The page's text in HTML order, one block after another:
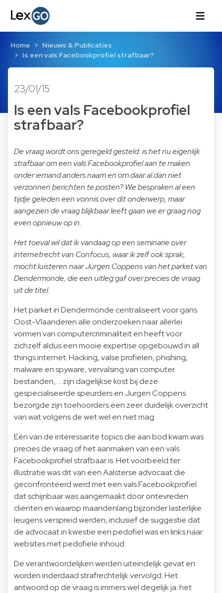
Home
Nieuws & Publicaties
Is een vals Facebookprofiel strafbaar?
23/01/15
Is een vals Facebookprofiel
strafbaar?
De vraag wordt ons geregeld gesteld: is het nu eigenlijk
strafbaar om een vals Facebookprofiel aan te maken
onder iemand anders naam en om daar al dan niet
verzonnen berichten te posten? Webespraken al een
tijdje geleden een vonnisover dit onderwerp, maar
aangezien de vraag blijkbaar leeft gaan we er graag nog
even opnieuw op in.
Het toeval wil dat ik vandaag op een seminarie over
internetrecht van Confocus, waar ik zelf ook sprak,
mocht luisteren naar Jurgen Coppens van het parket van
Dendermonde, die een uitleg gaf over precies de vraag
uit de titel.
Het parket in Dendermonde centraliseert voor gans
Oost-Vlaanderen alle onderzoeken naar allerlei
vormen van computercriminaliteit en heeft voor
zichzelf aldus een mooie expertise opgebouwd in all
things internet. Hacking, valse profielen, phishing,
malware en spyware, vervalsing van computer
bestanden, ... zijn dagelijkse kost bij deze
gespecialiseerde speurders en Jurgen Coppens
bezorgde zijn toehoorders een zeer duidelijk overzicht
van wat volgens de wet wel en niet mag.
Eén van de interessante topics die aan bod kwam was
precies de vraag of het aanmaken van een vals
Facebookprofiel strafbaar is. Het voorbeeld ter
illustratie was dit van een Aalsterse advocaat die
geconfronteerd werd met een vals Facebookprofiel
dat schijnbaar was aangemaakt door ontevreden
cliënten en waarop maandenlang bijzonder lasterlijke
leugens verspreid werden, inclusief de suggestie dat
de advocaat in kwestie een pedofiel was en links naar
websites met pedofiele inhoud.
De verantwoordelijken werden uiteindelijk gevat en
worden inderdaad strafrechtelijk vervolgd. Het
antwoord op de vraag is immers wel degelijk ja: het